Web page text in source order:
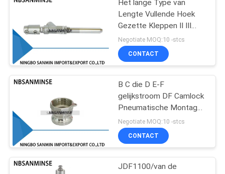
de klep van de
messingssolenoïde
38
Het lange Type van
Lengte Vullende Hoek
Gezette Kleppen II III
Model van JDF1000 I
Negotiate MOQ:10 -stcs
CONTACT
B C die D E-F
gelijkstroom DF Camlock
Pneumatische Montage
NBSANMINSE koppelen
Negotiate MOQ:10 -stcs
CONTACT
JDF1100/van de